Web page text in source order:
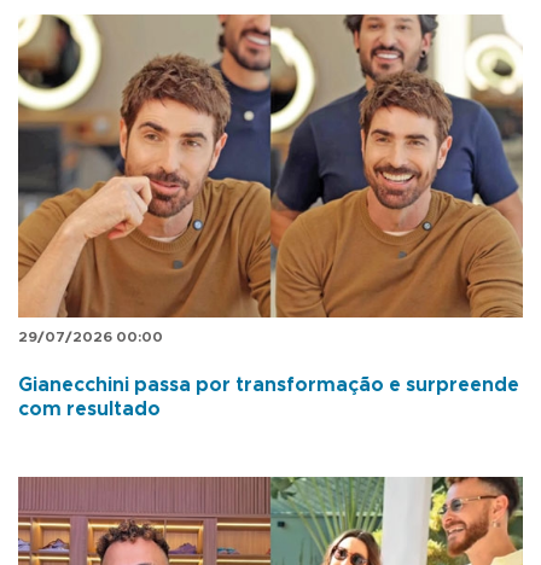
29/07/2026 00:00
Gianecchini passa por transformação e surpreende
com resultado